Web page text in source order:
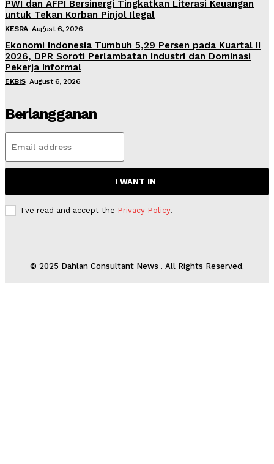
PWI dan AFPI Bersinergi Tingkatkan Literasi Keuangan
untuk Tekan Korban Pinjol Ilegal
KESRA August 6, 2026
Ekonomi Indonesia Tumbuh 5,29 Persen pada Kuartal II
2026, DPR Soroti Perlambatan Industri dan Dominasi
Pekerja Informal
EKBIS August 6, 2026
Berlangganan
I WANT IN
I've read and accept the Privacy Policy.
© 2025 Dahlan Consultant News . All Rights Reserved.